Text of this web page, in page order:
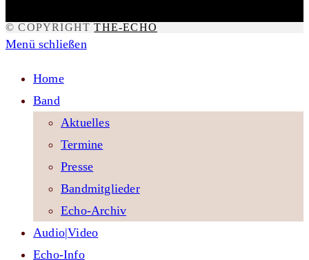
© COPYRIGHTTHE-ECHO
Menü schließen
Home
Band
Aktuelles
Termine
Presse
Bandmitglieder
Echo-Archiv
Audio|Video
Echo-Info